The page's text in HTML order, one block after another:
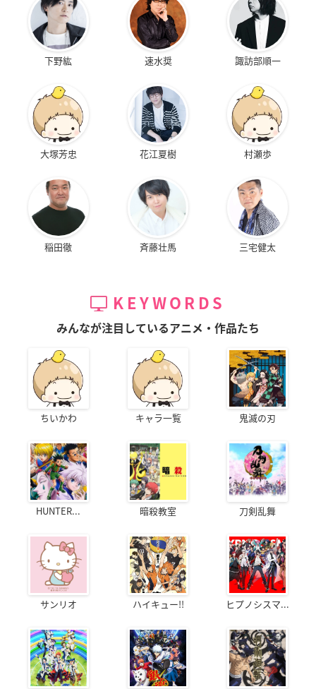
下野紘 速水奨 諏訪部順一
大塚芳忠 花江夏樹 村瀬歩
稲田徹 斉藤壮馬 三宅健太
KEYWORDS
みんなが注目しているアニメ・作品たち
ちいかわ キャラ一覧 鬼滅の刃
HUNTER... 暗殺教室 刀剣乱舞
サンリオ ハイキュー!! ヒプノシスマ...